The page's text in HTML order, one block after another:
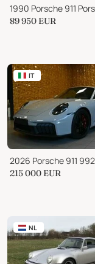
89 950 EUR
IT
215 000 EUR
NL